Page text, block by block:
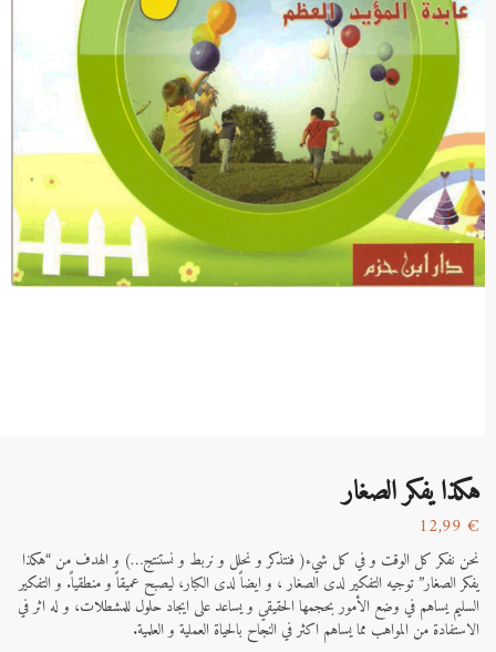
هكذا يفكر الصغار
12,99 €
نحن نفكر كل الوقت و في كل شيء( فنتذكر و نحلل و نربط و نستنتج…) و الهدف من “هكذا
يفكر الصغار” توجيه التفكير لدى الصغار ، و ايضاً لدى الكبار، ليصبح عميقاً و منطقياً. و التفكير
السليم يساهم في وضع الأمور بحجمها الحقيقي و يساعد على ايجاد حلول للمشطلات، و له اثر في
الاستفادة من المواهب مما يساهم اكثر في النجاح بالحياة العملية و العلمية.